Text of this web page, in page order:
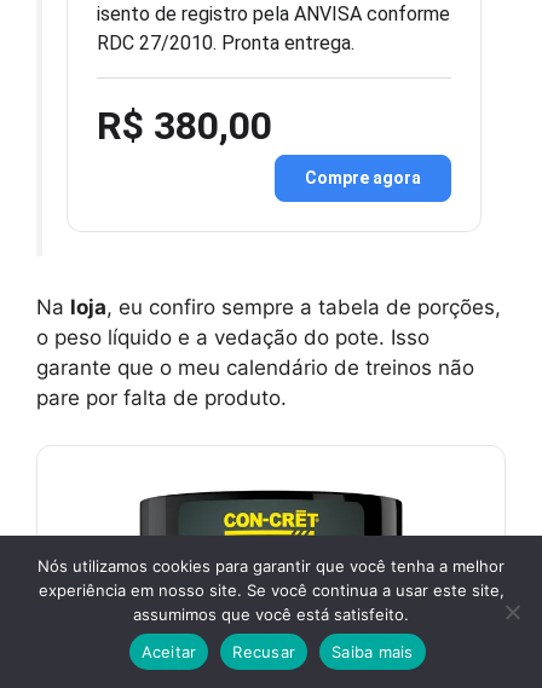
isento de registro pela ANVISA conforme
RDC 27/2010. Pronta entrega.
R$ 380,00
Compre agora
Na loja, eu confiro sempre a tabela de porções,
o peso líquido e a vedação do pote. Isso
garante que o meu calendário de treinos não
pare por falta de produto.
Nós utilizamos cookies para garantir que você tenha a melhor
experiência em nosso site. Se você continua a usar este site,
assumimos que você está satisfeito.
Aceitar
Recusar Saiba mais